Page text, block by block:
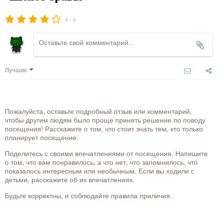
4 /4
Лучшие
Пожалуйста, оставьте подробный отзыв или комментарий,
чтобы другим людям было проще принять решение по поводу
посещения! Расскажите о том, что стоит знать тем, кто только
планирует посещение.
Поделитесь с своими впечатлениями от посещения. Напишите
о том, что вам понравилось, а что нет, что запомнилось, что
показалось интересным или необычным. Если вы ходили с
детьми, расскажите об их впечатлениях.
Будьте корректны, и соблюдайте правила приличия.